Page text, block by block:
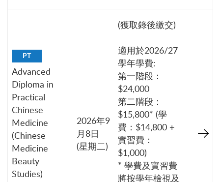
PT
Advanced
Diploma in
Practical
Chinese
Medicine
(Chinese
Medicine
Beauty
Studies)
2026年9
月8日
(星期二)
(獲取錄後繳交)
適用於2026/27
學年學費:
第一階段：
$24,000
第二階段：
$15,800* (學
費：$14,800 +
實習費：
$1,000)
* 學費及實習費
將按學年檢視及